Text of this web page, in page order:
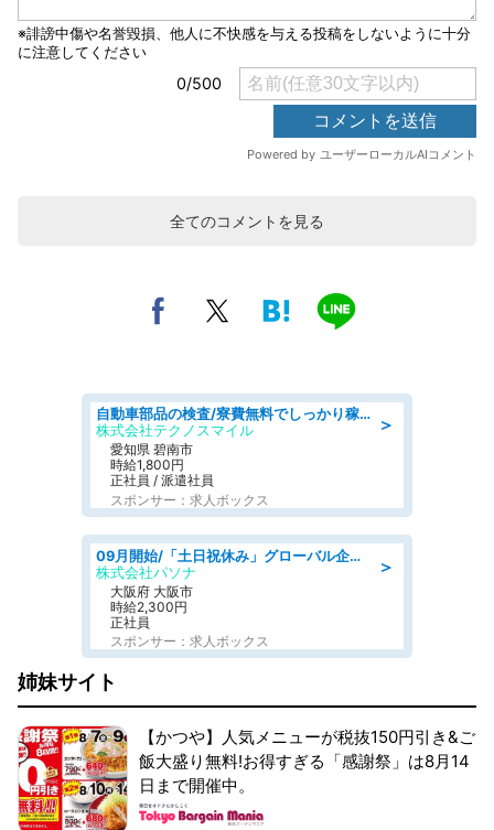
全てのコメントを見る
＞
自動車部品の検査/寮費無料でしっかり稼げる denso aichi
株式会社テクノスマイル
愛知県 碧南市
時給1,800円
正社員 / 派遣社員
スポンサー：求人ボックス
＞
09月開始/「土日祝休み」グローバル企業での産業保健のお仕事/保健師/高時給/残業なし/服装自由
株式会社パソナ
大阪府 大阪市
時給2,300円
正社員
スポンサー：求人ボックス
姉妹サイト
【かつや】人気メニューが税抜150円引き&ご
飯大盛り無料!お得すぎる「感謝祭」は8月14
日まで開催中。